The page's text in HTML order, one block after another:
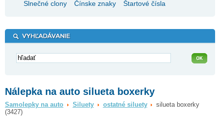
Slnečné clony
Čínske znaky Štartové čísla
Nálepka na auto silueta boxerky
Samolepky na auto Siluety ostatné siluety
silueta boxerky
(3427)